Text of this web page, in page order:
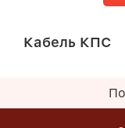
Кабель КПС